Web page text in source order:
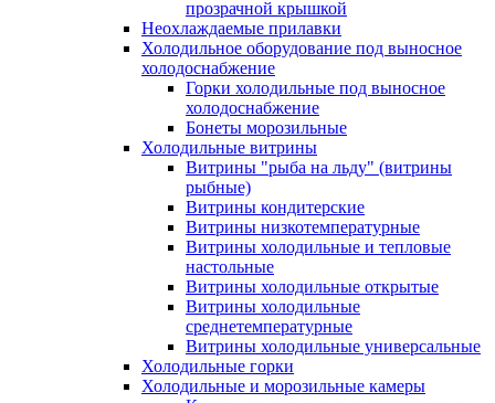
прозрачной крышкой
Неохлаждаемые прилавки
Холодильное оборудование под выносное
холодоснабжение
Горки холодильные под выносное
холодоснабжение
Бонеты морозильные
Холодильные витрины
Витрины "рыба на льду" (витрины
рыбные)
Витрины кондитерские
Витрины низкотемпературные
Витрины холодильные и тепловые
настольные
Витрины холодильные открытые
Витрины холодильные
среднетемпературные
Витрины холодильные универсальные
Холодильные горки
Холодильные и морозильные камеры